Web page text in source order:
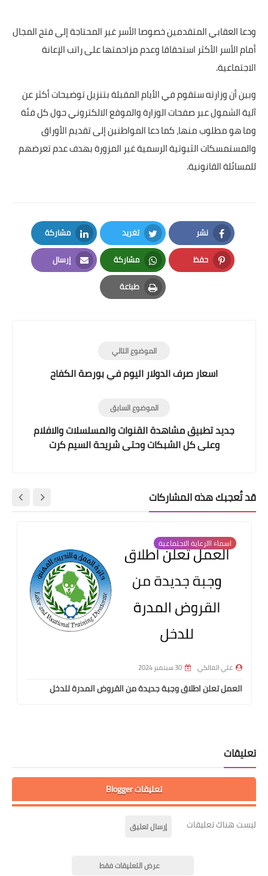
ودعا العقابي المتقدمين خصوصا الأسر غير المحتاجة إلى فتح المجال
أمام الأسر الأكثر استحقاقا وعدم مزاحمتها على راتب الإعانة
الاجتماعية.
وبين أن وزارته ستقوم في الأيام المقبلة بتنزيل توضيحات أكثر عن
آلية الشمول عبر صفحات الوزارة والموقع الالكتروني حول كل فئة
وما هو مطلوب منها، كما دعا المواطنين إلى تقديم الأوراق
والمستمسكات الثبوتية الرسمية غير المزورة بهدف عدم تعرضهم
للمسائلة القانونية.
نشر
Facebook
تغريد
Twitter
مشاركة
LinkedIn
حفظ
Pinterest
مشاركة
Whatsapp
إرسال
Email
طباعة
Print
الموضوع التالي
اسعار صرف الدولار اليوم في بورصة الكفاح
الموضوع السابق
جديد تطبيق مشاهدة القنوات والمسلسلات والافلام
وعلى كل الشبكات وحتى شريحة السيم كرت
قد تُعجبك هذه المشاركات
اسماء االرعاية الاجتماعية
علي المالكي 30 سبتمبر 2024
العمل تعلن اطلاق وجبة جديدة من القروض المدرة للدخل
تعليقات
تعليقات Blogger
ليست هناك تعليقات إرسال تعليق
عرض التعليقات فقط